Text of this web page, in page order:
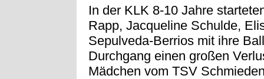
In der KLK 8-10 Jahre
Rapp, Jacqueline Schulde,
Sepulveda-Berrios mit ihre
Durchgang einen großen
Mädchen vom TSV